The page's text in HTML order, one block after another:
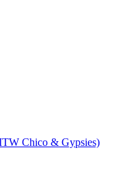
Chico & Gypsies)